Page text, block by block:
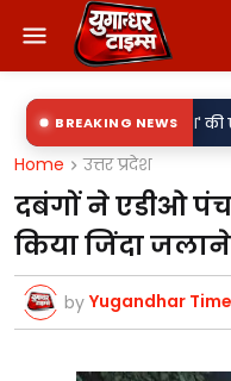
BREAKING NEWS
साथ 'राकेश' की एंट्री पर सवाल•
Home उत्तर प्रदेश
दबंगों ने एडीओ
किया जिंदा
by Yugandhar